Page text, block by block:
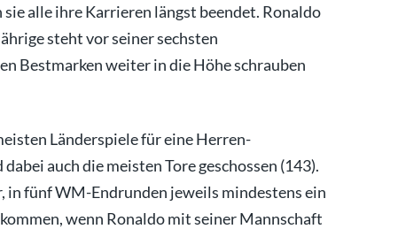
alle ihre Karrieren längst beendet. Ronaldo
steht vor seiner sechsten
Bestmarken weiter in die Höhe schrauben
Länderspiele für eine Herren-
auch die meisten Tore geschossen (143).
in fünf WM-Endrunden jeweils mindestens ein
wenn Ronaldo mit seiner Mannschaft